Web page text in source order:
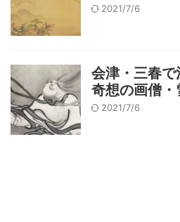
2021/7/6
会津・三春
奇想の画僧・
2021/7/6